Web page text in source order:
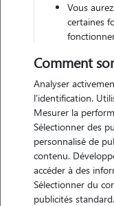
Nos
à Neuvy-
Vous
certaines
Comment
Analyser
l'identification.
Mesurer la
Sélectionner des
personnalisé de
contenu.
accéder à des
Sélectionner du
publicités